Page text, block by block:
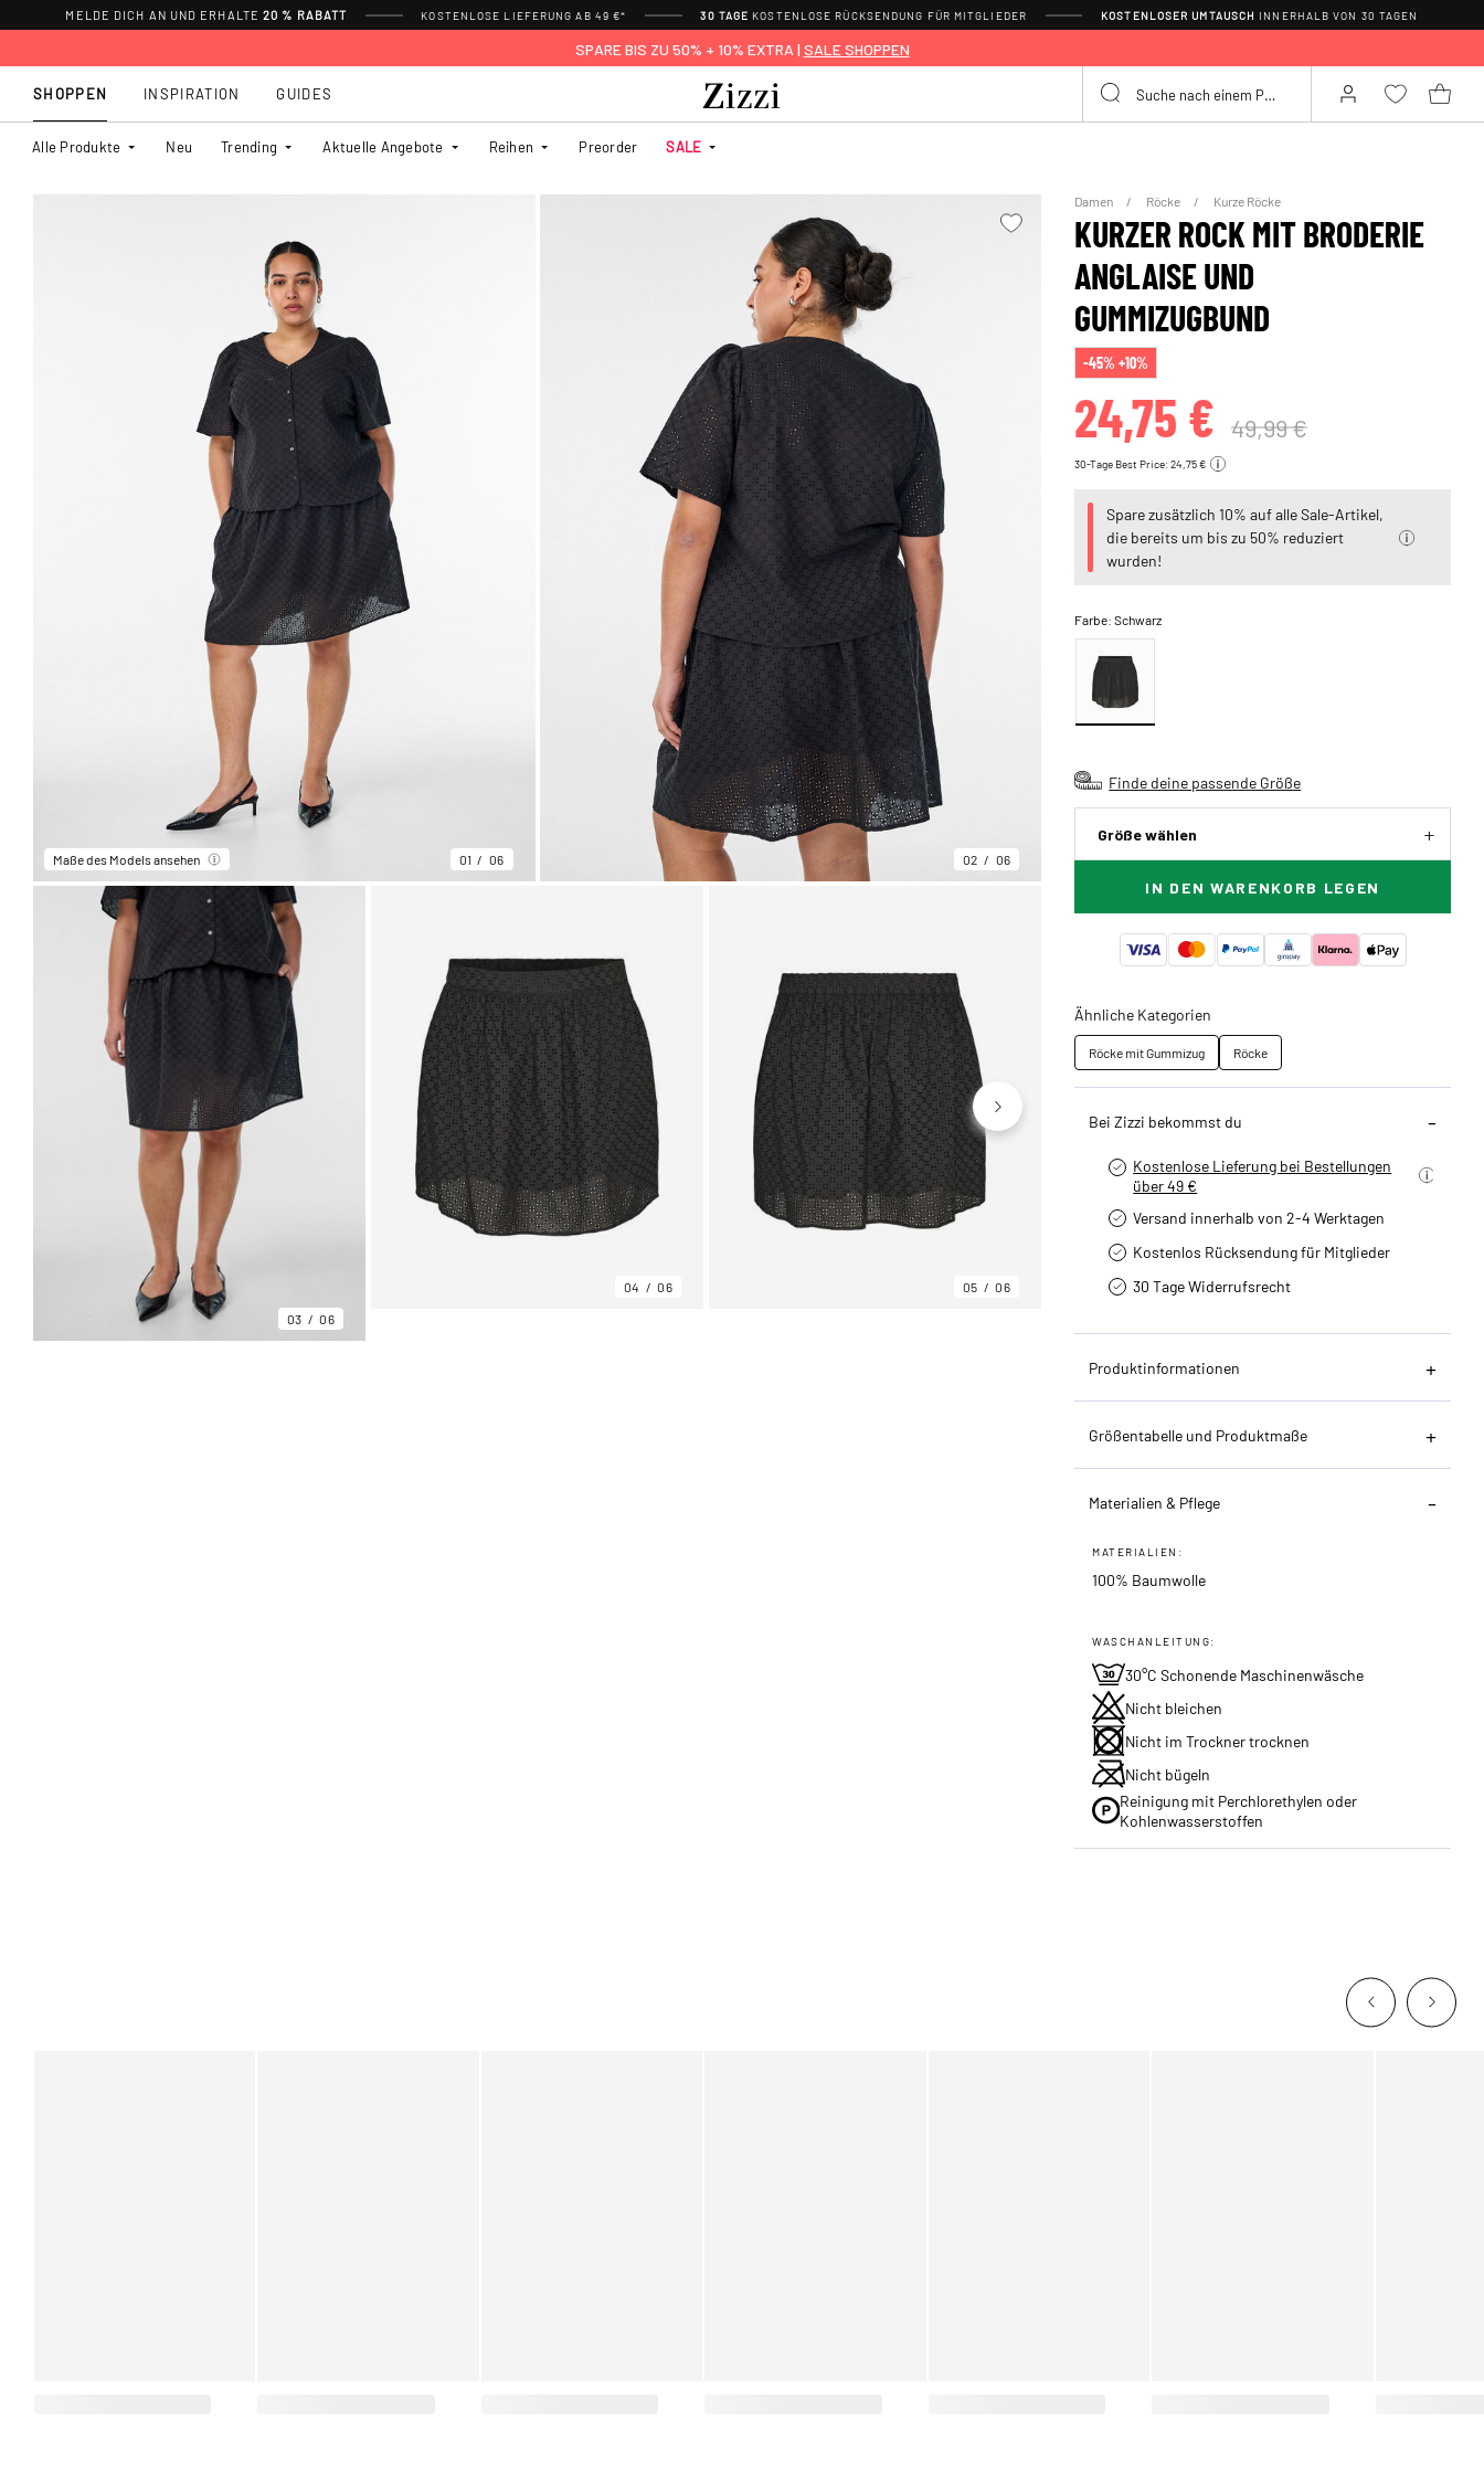
MELDE DICH AN UND ERHALTE20 % RABATT KOSTENLOSE LIEFERUNG AB 49 €* 30 TAGE KOSTENLOSE RÜCKSENDUNG FÜR MITGLIEDER KOSTENLOSER UMTAUSCH INNERHALB VON 30 TAGEN
SPARE BIS ZU 50% + 10% EXTRA | SALE SHOPPEN
SHOPPEN
Alle Produkte Neu Trending Aktuelle Angebote Reihen Preorder SALE
INSPIRATION GUIDES
Maße des Models ansehen 01 06 02 06
03 06
04 06 05 06
Damen Röcke Kurze Röcke
KURZER ROCK MIT BRODERIE
ANGLAISE UND
GUMMIZUGBUND
-45% +10%
24,75 € 49,99 €
30-Tage Best Price: 24,75 €
Spare zusätzlich 10% auf alle Sale-Artikel,
die bereits um bis zu 50% reduziert
wurden!
Farbe:Schwarz
Finde deine passende Größe
Größe wählen
IN DEN WARENKORB LEGEN
Ähnliche Kategorien
Röcke mit Gummizug Röcke
Bei Zizzi bekommst du
Kostenlose Lieferung bei Bestellungen
über 49 €
Versand innerhalb von 2-4 Werktagen
Kostenlos Rücksendung für Mitglieder
30 Tage Widerrufsrecht
Produktinformationen
Größentabelle und Produktmaße
Materialien & Pflege
MATERIALIEN:
100% Baumwolle
WASCHANLEITUNG:
30°C Schonende Maschinenwäsche
Nicht bleichen
Nicht im Trockner trocknen
Nicht bügeln
Reinigung mit Perchlorethylen oder
Kohlenwasserstoffen